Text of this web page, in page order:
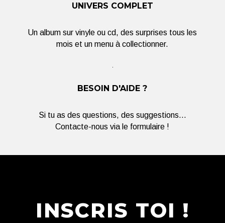
UNIVERS COMPLET
Un album sur vinyle ou cd, des surprises tous les
mois et un menu à collectionner.
BESOIN D'AIDE ?
Si tu as des questions, des suggestions...
Contacte-nous via le formulaire !
INSCRIS TOI !